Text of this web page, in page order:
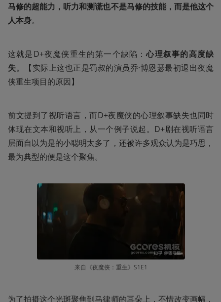
马修的超能力，听力和测谎也不是马修的技能，而是他这个
人本身。
这就是D+夜魔侠重生的第一个缺陷：心理叙事的高度缺
失。【实际上这也正是罚叔的演员乔·博恩瑟最初退出夜魔
侠重生项目的原因】
前文提到了视听语言，而D+夜魔侠的心理叙事缺失也同时
体现在文本和视听上，从一个例子说起。D+剧在视听语言
层面自以为是的小聪明太多了，还被许多观众认为是巧思，
最为典型的便是这个聚焦。
来自《夜魔侠：重生》S1E1
为了拍摄这个光斑聚焦到马律师的耳朵上，不惜改变画幅，